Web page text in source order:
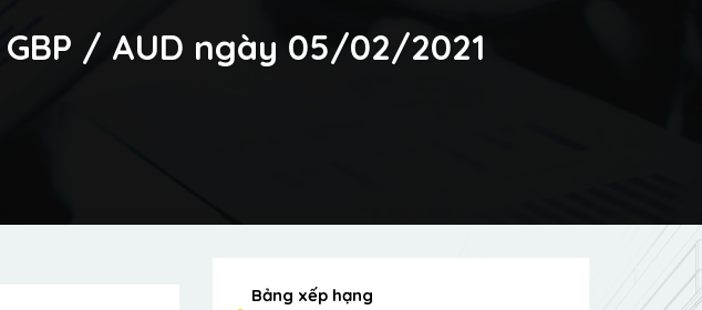
/ AUD ngày 05/02/2021
Bảng xếp hạng